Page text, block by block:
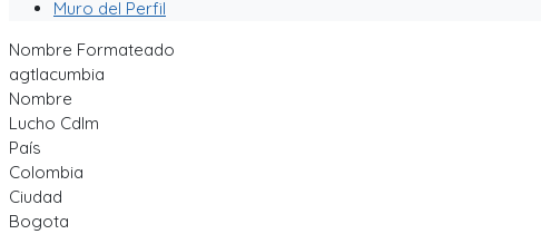
Muro del Perfil
Nombre Formateado
agtlacumbia
Nombre
Lucho Cdlm
País
Colombia
Ciudad
Bogota